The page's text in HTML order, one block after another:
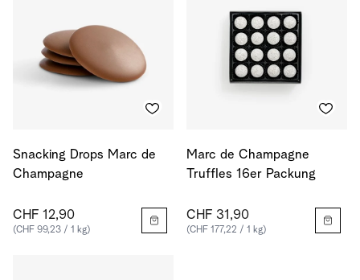
Snacking Drops Marc de
Champagne
CHF 12,90
(CHF 99,23 / 1 kg)
Marc de Champagne
Truffles 16er Packung
CHF 31,90
(CHF 177,22 / 1 kg)